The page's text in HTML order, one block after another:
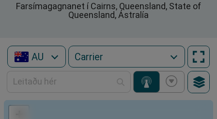
Farsímagagnanet í Cairns, Queensland, State of
Queensland, Ástralía
AU